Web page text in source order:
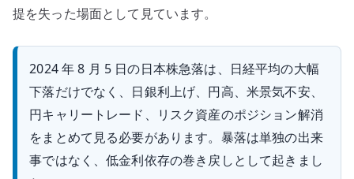
存
へ
提を失った場面として見ています。
2024 年 8 月 5 日の日本株急落は、日経平均の大幅
下落だけでなく、日銀利上げ、円高、米景気不安、
円キャリートレード、リスク資産のポジション解消
をまとめて見る必要があります。暴落は単独の出来
事ではなく、低金利依存の巻き戻しとして起きまし